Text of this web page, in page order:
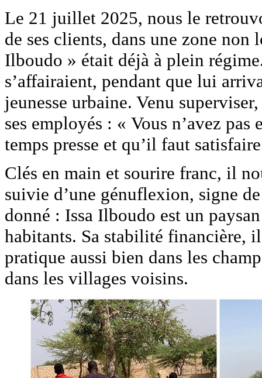
Le 21 juillet 2025, nous le
de ses clients, dans une zone
Ilboudo » était déjà à plein
s’affairaient, pendant que lui
jeunesse urbaine. Venu
ses employés : « Vous n’avez
temps presse et qu’il faut
Clés en main et sourire franc, il
suivie d’une génuflexion, signe
donné : Issa Ilboudo est un
habitants. Sa stabilité financière,
pratique aussi bien dans les
dans les villages voisins.